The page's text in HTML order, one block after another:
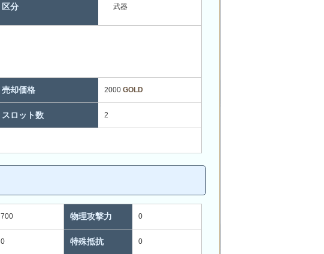
区分 武器
売却価格 2000 GOLD
スロット数 2
700 物理攻撃力 0
0 特殊抵抗 0